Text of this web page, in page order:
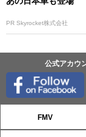
PR Skyrocket株式会社
公式アカウ
FMV